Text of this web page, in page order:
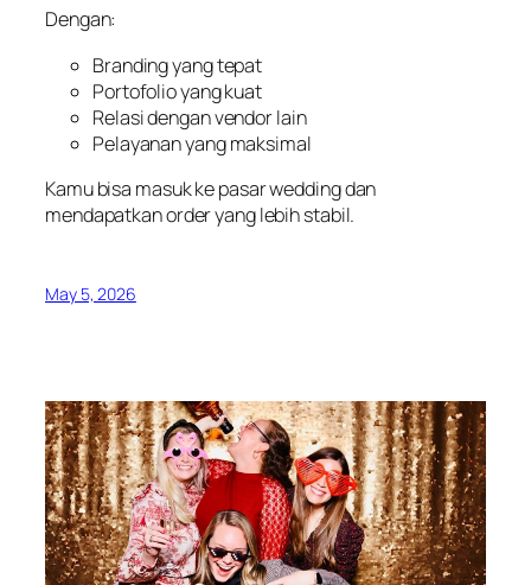
Dengan:
Branding yang tepat
Portofolio yang kuat
Relasi dengan vendor lain
Pelayanan yang maksimal
Kamu bisa masuk ke pasar wedding dan
mendapatkan order yang lebih stabil.
May 5, 2026